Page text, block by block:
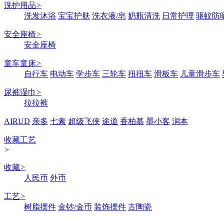
洗护用品>
洗发沐浴 宝宝护肤 洗衣液/皂 奶瓶清洗 日常护理 驱蚊防
安全座椅>
安全座椅
童车童床>
自行车 电动车 学步车 三轮车 扭扭车 滑板车 儿童滑步车
尿裤湿巾 >
拉拉裤
AIRUD 亲多 七素 超级飞侠 途道 香柏慕 墨小客 润本
收藏工艺
>
收藏>
人民币 外币
工艺>
树脂摆件 金钞/金币 装饰摆件 古陶瓷